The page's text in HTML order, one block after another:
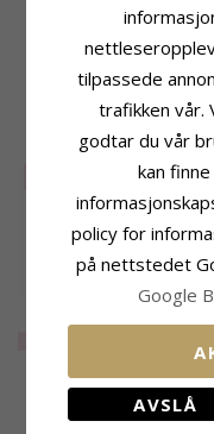
1,4 mm
Tykkelse Bunn: 1,2 mm
55%
0,26 ct
tilpassede
trafikken vår.
godtar du vår
kan
policy for
på nettstedet
Google
AVSLÅ